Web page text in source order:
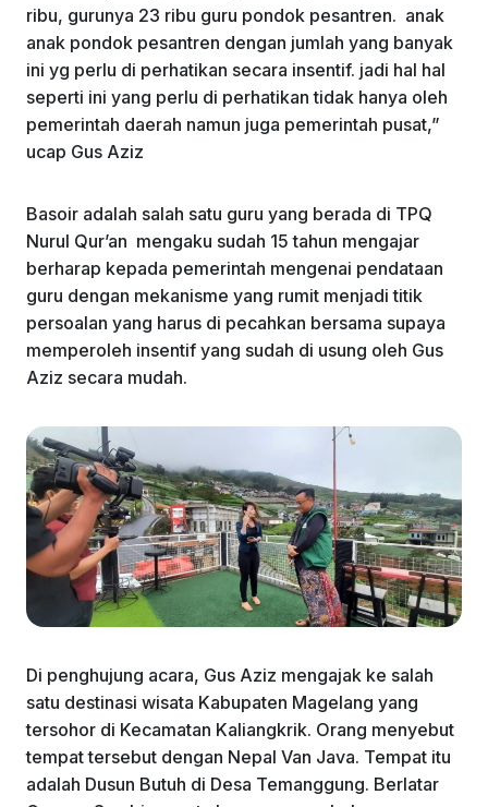
ribu, gurunya 23 ribu guru pondok pesantren. anak
anak pondok pesantren dengan jumlah yang banyak
ini yg perlu di perhatikan secara insentif. jadi hal hal
seperti ini yang perlu di perhatikan tidak hanya oleh
pemerintah daerah namun juga pemerintah pusat,”
ucap Gus Aziz
Basoir adalah salah satu guru yang berada di TPQ
Nurul Qur’an mengaku sudah 15 tahun mengajar
berharap kepada pemerintah mengenai pendataan
guru dengan mekanisme yang rumit menjadi titik
persoalan yang harus di pecahkan bersama supaya
memperoleh insentif yang sudah di usung oleh Gus
Aziz secara mudah.
Di penghujung acara, Gus Aziz mengajak ke salah
satu destinasi wisata Kabupaten Magelang yang
tersohor di Kecamatan Kaliangkrik. Orang menyebut
tempat tersebut dengan Nepal Van Java. Tempat itu
adalah Dusun Butuh di Desa Temanggung. Berlatar